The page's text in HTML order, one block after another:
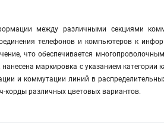
между различными секциями
телефонов и компьютеров к
что обеспечивается
маркировка с указанием категории
и коммутации линий в
корды различных цветовых вариантов.